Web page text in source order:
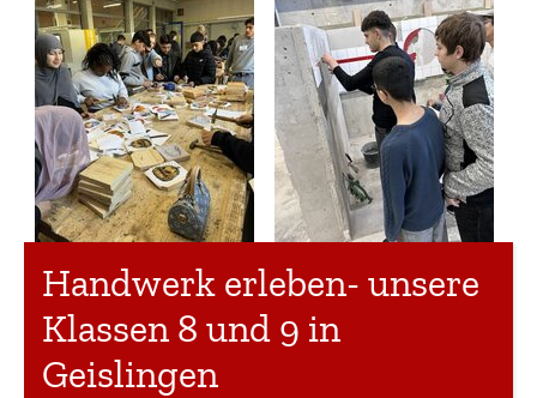
Handwerk erleben- unsere
Klassen 8 und 9 in
Geislingen